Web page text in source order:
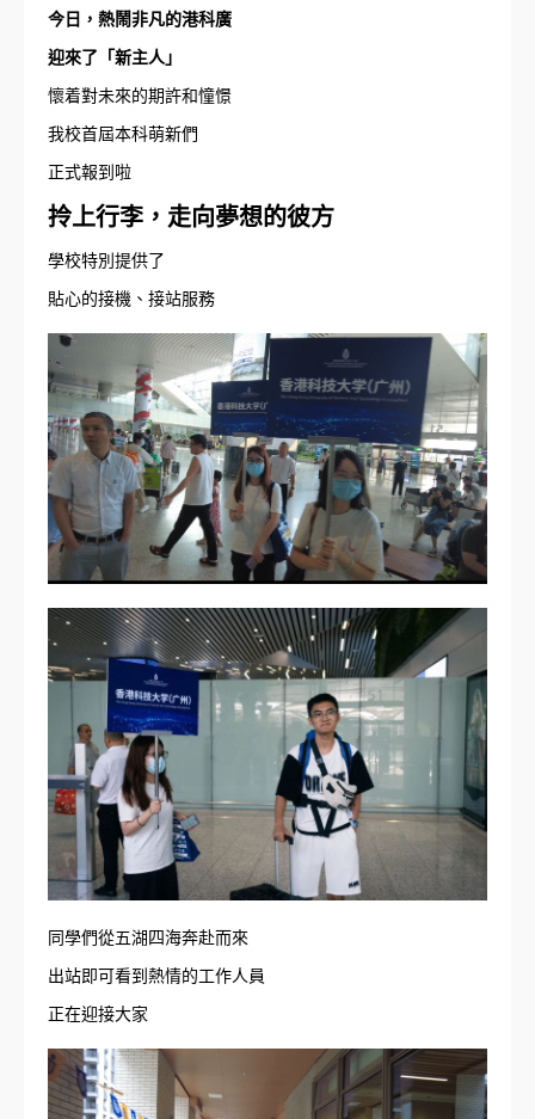
今日，熱鬧非凡的港科廣
迎來了「新主人」
懷着對未來的期許和憧憬
我校首屆本科萌新們
正式報到啦
拎上行李，走向夢想的彼方
學校特別提供了
貼心的接機、接站服務
同學們從五湖四海奔赴而來
出站即可看到熱情的工作人員
正在迎接大家